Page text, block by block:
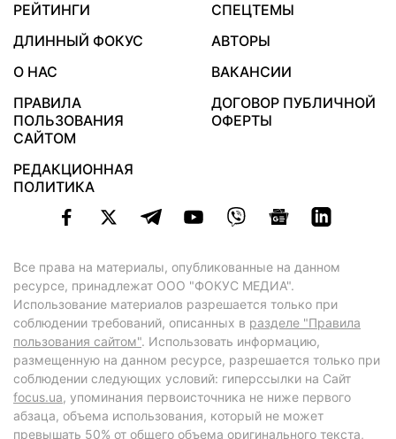
РЕЙТИНГИ
СПЕЦТЕМЫ
ДЛИННЫЙ ФОКУС
АВТОРЫ
О НАС
ВАКАНСИИ
ПРАВИЛА
ПОЛЬЗОВАНИЯ
САЙТОМ
ДОГОВОР ПУБЛИЧНОЙ
ОФЕРТЫ
РЕДАКЦИОННАЯ
ПОЛИТИКА
Все права на материалы, опубликованные на данном
ресурсе, принадлежат ООО "ФОКУС МЕДИА".
Использование материалов разрешается только при
соблюдении требований, описанных в разделе "Правила
пользования сайтом". Использовать информацию,
размещенную на данном ресурсе, разрешается только при
соблюдении следующих условий: гиперссылки на Сайт
focus.ua, упоминания первоисточника не ниже первого
абзаца, объема использования, который не может
превышать 50% от общего объема оригинального текста,